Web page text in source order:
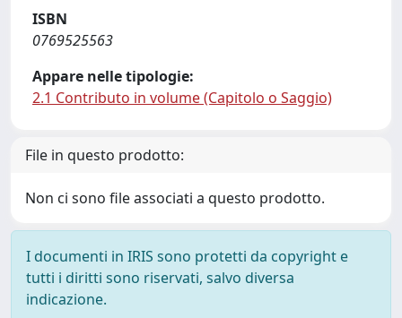
ISBN
0769525563
Appare nelle tipologie:
2.1 Contributo in volume (Capitolo o Saggio)
File in questo prodotto:
Non ci sono file associati a questo prodotto.
I documenti in IRIS sono protetti da copyright e
tutti i diritti sono riservati, salvo diversa
indicazione.